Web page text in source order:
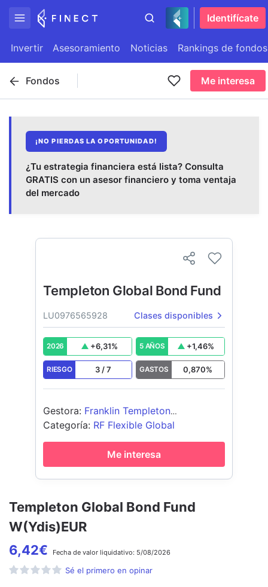
Identifícate
Invertir Asesoramiento Noticias Rankings de fondos
Fondos Me interesa
¡NO PIERDAS LA OPORTUNIDAD!
¿Tu estrategia financiera está lista? Consulta
GRATIS con un asesor financiero y toma ventaja
del mercado
Templeton Global Bond Fund
W(Ydis)EUR
6,42€ Fecha de valor liquidativo: 5/08/2026
Sé el primero en opinar
Templeton Global Bond Fund
LU0976565928 Clases disponibles
2026 +6,31% 5 AÑOS +1,46%
RIESGO 3 /7 GASTOS 0,870%
Gestora: Franklin Templeton
International Services S.à r.l.
Categoría: RF Flexible Global
Me interesa